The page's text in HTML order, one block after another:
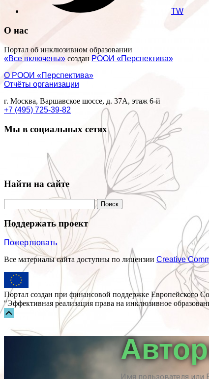
TW
О нас
Портал об инклюзивном образовании
«Все включены» создан РООИ «Перспектива»
О РООИ «Перспектива»
Отчёты организации
г. Москва, Варшавское шоссе, д. 37А, этаж 6-й
+7 (495) 725-39-82
Мы в социальных сетях
Найти на сайте
Поддержать проект
Пожертвовать
Все материалы сайта доступны по лицензии Creative
Портал создан при финансовой поддержке Европейского
"Эффективная реализация права на инклюзивное
Имя пользователя или